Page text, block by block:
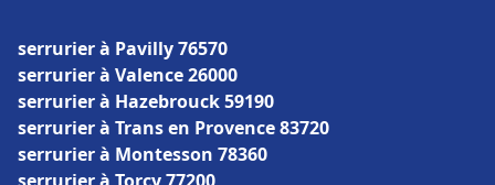
serrurier à Pavilly 76570
serrurier à Valence 26000
serrurier à Hazebrouck 59190
serrurier à Trans en Provence 83720
serrurier à Montesson 78360